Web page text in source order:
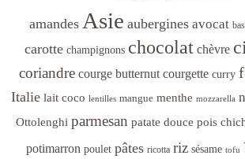
amandes Asie aubergines avocat
carotte champignons chocolat chèvre
coriandre courge butternut courgette curry
Italie lait coco lentilles mangue menthe mozzarella
Ottolenghi parmesan patate douce pois
potimarron poulet pâtes ricotta riz sésame tofu